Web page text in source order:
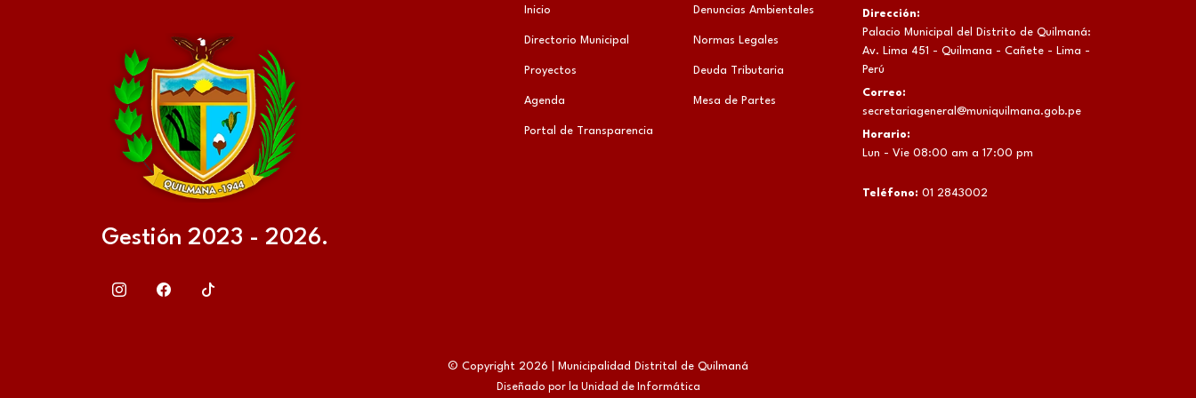
Gestión 2023 - 2026.
Inicio
Directorio Municipal
Proyectos
Agenda
Portal de Transparencia
Denuncias Ambientales
Normas Legales
Deuda Tributaria
Mesa de Partes
Dirección:
Palacio Municipal del Distrito de Quilmaná:
Av. Lima 451 - Quilmana - Cañete - Lima -
Perú
Correo:
secretariageneral@muniquilmana.gob.pe
Horario:
Lun - Vie 08:00 am a 17:00 pm
Teléfono: 01 2843002
© Copyright 2026 | Municipalidad Distrital de Quilmaná
Diseñado por la Unidad de Informática